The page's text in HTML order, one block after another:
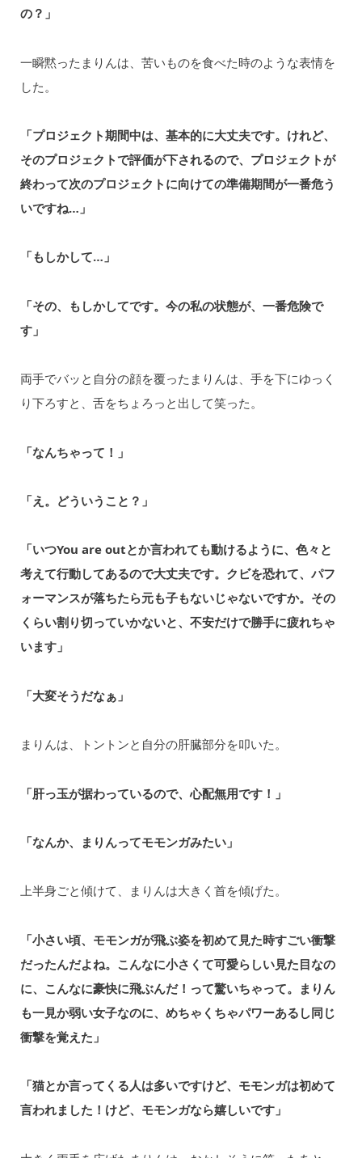
の？」
一瞬黙ったまりんは、苦いものを食べた時のような表情を
した。
「プロジェクト期間中は、基本的に大丈夫です。けれど、
そのプロジェクトで評価が下されるので、プロジェクトが
終わって次のプロジェクトに向けての準備期間が一番危う
いですね…」
「もしかして…」
「その、もしかしてです。今の私の状態が、一番危険で
す」
両手でバッと自分の顔を覆ったまりんは、手を下にゆっく
り下ろすと、舌をちょろっと出して笑った。
「なんちゃって！」
「え。どういうこと？」
「いつYou are outとか言われても動けるように、色々と
考えて行動してあるので大丈夫です。クビを恐れて、パフ
ォーマンスが落ちたら元も子もないじゃないですか。その
くらい割り切っていかないと、不安だけで勝手に疲れちゃ
います」
「大変そうだなぁ」
まりんは、トントンと自分の肝臓部分を叩いた。
「肝っ玉が据わっているので、心配無用です！」
「なんか、まりんってモモンガみたい」
上半身ごと傾けて、まりんは大きく首を傾げた。
「小さい頃、モモンガが飛ぶ姿を初めて見た時すごい衝撃
だったんだよね。こんなに小さくて可愛らしい見た目なの
に、こんなに豪快に飛ぶんだ！って驚いちゃって。まりん
も一見か弱い女子なのに、めちゃくちゃパワーあるし同じ
衝撃を覚えた」
「猫とか言ってくる人は多いですけど、モモンガは初めて
言われました！けど、モモンガなら嬉しいです」